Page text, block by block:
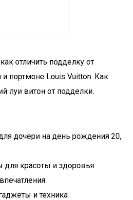
отличить подделку от
и портмоне Louis Vuitton. Как
луи витон от подделки.
дочери на день рождения 20,
для красоты и здоровья
и техника